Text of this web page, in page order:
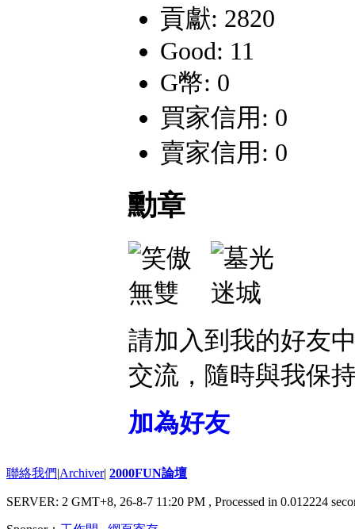
貢獻: 2820
Good: 11
G幣: 0
買家信用: 0
賣家信用: 0
勳章
請加入到我的好友
交流，隨時與我保
加為好友
聯絡我們|Archiver| 2000FUN論壇
SERVER: 2 GMT+8, 26-8-7 11:20 PM , Processed in 0.012224